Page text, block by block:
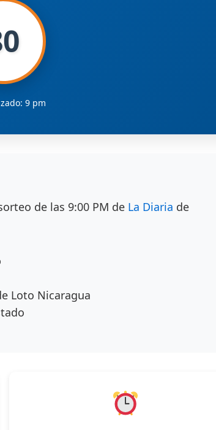
9 pm
de las 9:00 PM de La Diaria de
Loto Nicaragua